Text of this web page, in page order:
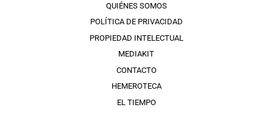
QUIÉNES SOMOS
POLÍTICA DE PRIVACIDAD
PROPIEDAD INTELECTUAL
MEDIAKIT
CONTACTO
HEMEROTECA
EL TIEMPO